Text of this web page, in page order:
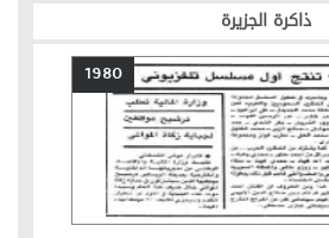
ذاكرة الجزيرة
1980